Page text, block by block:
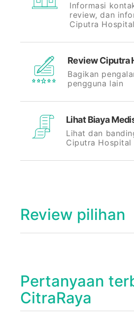
Informasi
review, dan
Ciputra
Review Ciputra
Bagikan
pengguna lain
Lihat Biaya
Lihat dan
Ciputra Hospital
Review pilihan
Pertanyaan
CitraRaya